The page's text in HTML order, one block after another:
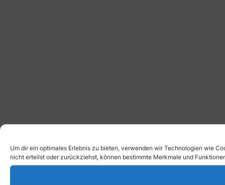
Um dir ein optimales Erlebnis zu bieten, verwenden wir Technologien wie
nicht erteilst oder zurückziehst, können bestimmte Merkmale und